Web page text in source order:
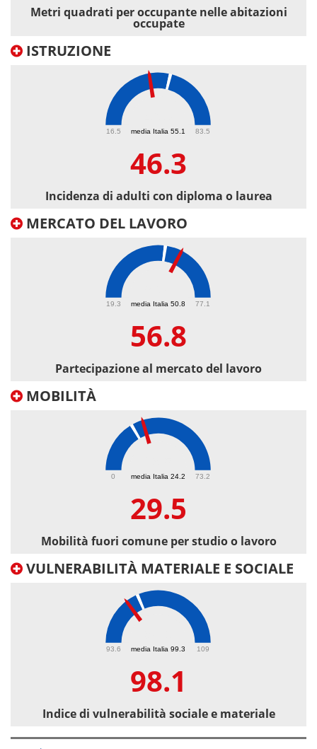
Metri quadrati per occupante nelle abitazioni
occupate
ISTRUZIONE
media Italia 55.1
16.5 83.5
46.3
Incidenza di adulti con diploma o laurea
MERCATO DEL LAVORO
media Italia 50.8
19.3 77.1
56.8
Partecipazione al mercato del lavoro
MOBILITÀ
media Italia 24.2
0 73.2
29.5
Mobilità fuori comune per studio o lavoro
VULNERABILITÀ MATERIALE E SOCIALE
media Italia 99.3
93.6 109
98.1
Indice di vulnerabilità sociale e materiale